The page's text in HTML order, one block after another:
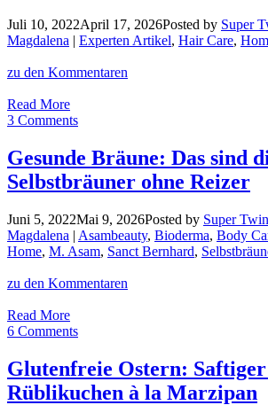
Brownies
ever!
Juli 10, 2022April 17, 2026Posted by Super
Magdalena | Experten Artikel, Hair Care,
zu den Kommentaren
Read MoreUnsere
6
Werkzeuge
gegen
Haarbruch
Spliss
3 Comments
Gesunde Bräune: Das sind
Selbstbräuner ohne Reizer
Juni 5, 2022Mai 9, 2026Posted by Super
Magdalena | Asambeauty, Bioderma, Body
Home, M. Asam, Sanct Bernhard,
zu den Kommentaren
Read MoreGesunde
Bräune:
sind
die
allerbesten
6 Comments
Glutenfreie Ostern:
Rüblikuchen à la Marzipan